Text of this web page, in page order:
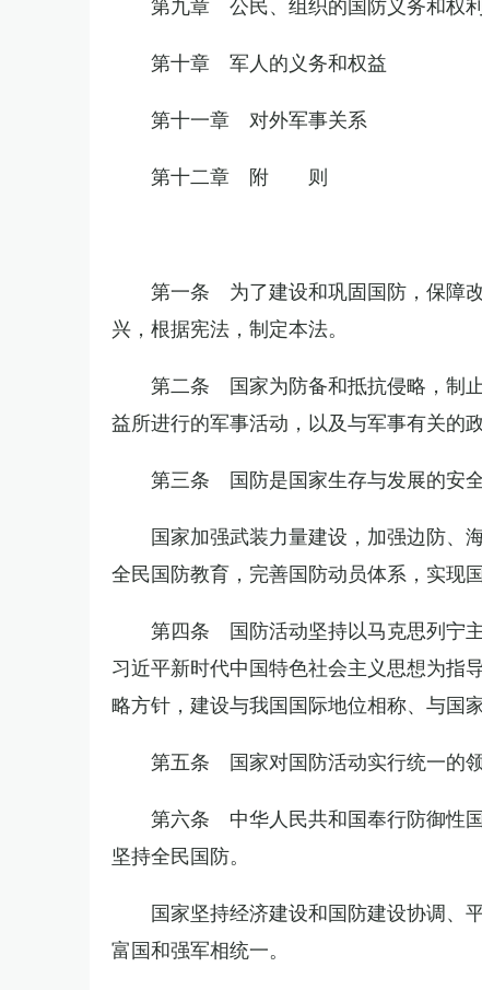
第十章 军人的义务和权益
第十一章 对外军事关系
第十二章 附 则
第一条 为了建设和巩固国防，保障
兴，根据宪法，制定本法。
第二条 国家为防备和抵抗侵略，制
益所进行的军事活动，以及与军事有关的
第三条 国防是国家生存与发展的安全
国家加强武装力量建设，加强边防、
全民国防教育，完善国防动员体系，实现国
第四条 国防活动坚持以马克思列宁主
习近平新时代中国特色社会主义思想为指
略方针，建设与我国国际地位相称、与国
第五条 国家对国防活动实行统一的领
第六条 中华人民共和国奉行防御性
坚持全民国防。
国家坚持经济建设和国防建设协调、
富国和强军相统一。